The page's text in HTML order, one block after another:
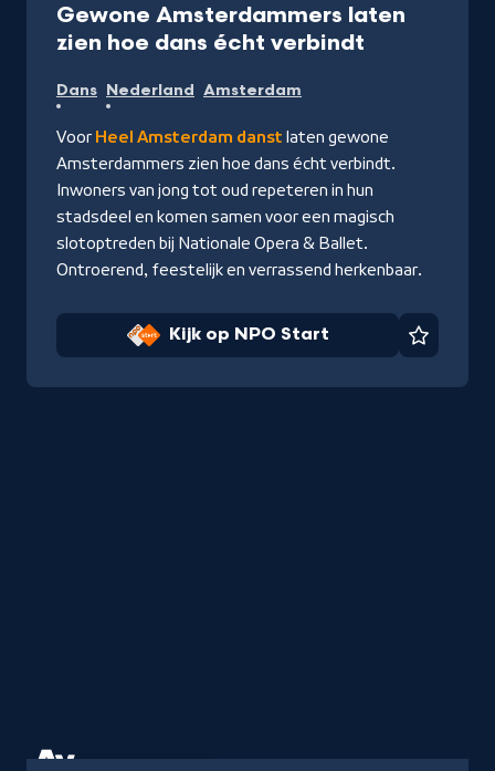
Gewone Amsterdammers laten
zien hoe dans écht verbindt
Start
Dans Nederland Amsterdam
Voor Heel Amsterdam danst laten gewone
Amsterdammers zien hoe dans écht verbindt.
Inwoners van jong tot oud repeteren in hun
stadsdeel en komen samen voor een magisch
slotoptreden bij Nationale Opera & Ballet.
Ontroerend, feestelijk en verrassend herkenbaar.
Kijk op NPO Start